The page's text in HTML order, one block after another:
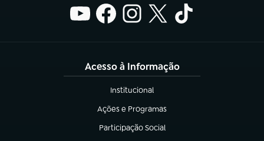
Acesso à Informação
Institucional
(abre em nova aba)
Ações e Programas
(abre em nova aba)
Participação Social
(abre em nova aba)